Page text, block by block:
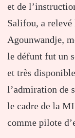
et de
Salifou, a relevé
Agounwandje,
le défunt fut un
et très
l’admiration de
le cadre de la
comme pilote